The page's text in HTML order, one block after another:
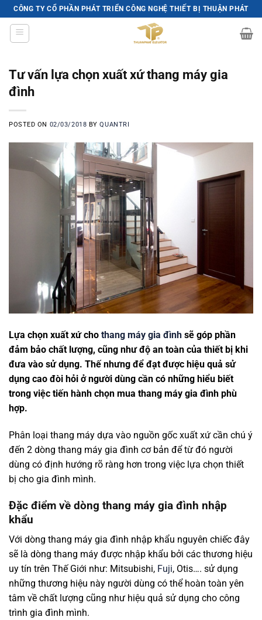
Skip
to
content
CÔNG TY CỔ PHẦN PHÁT TRIỂN CÔNG NGHỆ THIẾT BỊ THUẬN PHÁT
Tư vấn lựa chọn xuất xứ thang máy gia
đình
POSTED ON 02/03/2018 BYQUANTRI
Lựa chọn xuất xứ cho thang máy gia đình sẽ góp phần
đảm bảo chất lượng, cũng như độ an toàn của thiết bị khi
đưa vào sử dụng. Thế nhưng để đạt được hiệu quả sử
dụng cao đòi hỏi ở người dùng cần có những hiểu biết
trong việc tiến hành chọn mua thang máy gia đình phù
hợp.
Phân loại thang máy dựa vào nguồn gốc xuất xứ cần chú ý
đến 2 dòng thang máy gia đình cơ bản để từ đó người
dùng có định hướng rõ ràng hơn trong việc lựa chọn thiết
bị cho gia đình mình.
Đặc điểm về dòng thang máy gia đình nhập
khẩu
Với dòng thang máy gia đình nhập khẩu nguyên chiếc đây
sẽ là dòng thang máy được nhập khẩu bởi các thương hiệu
uy tín trên Thế Giới như: Mitsubishi, Fuji, Otis…. sử dụng
những thương hiệu này người dùng có thể hoàn toàn yên
tâm về chất lượng cũng như hiệu quả sử dụng cho công
trình gia đình mình.